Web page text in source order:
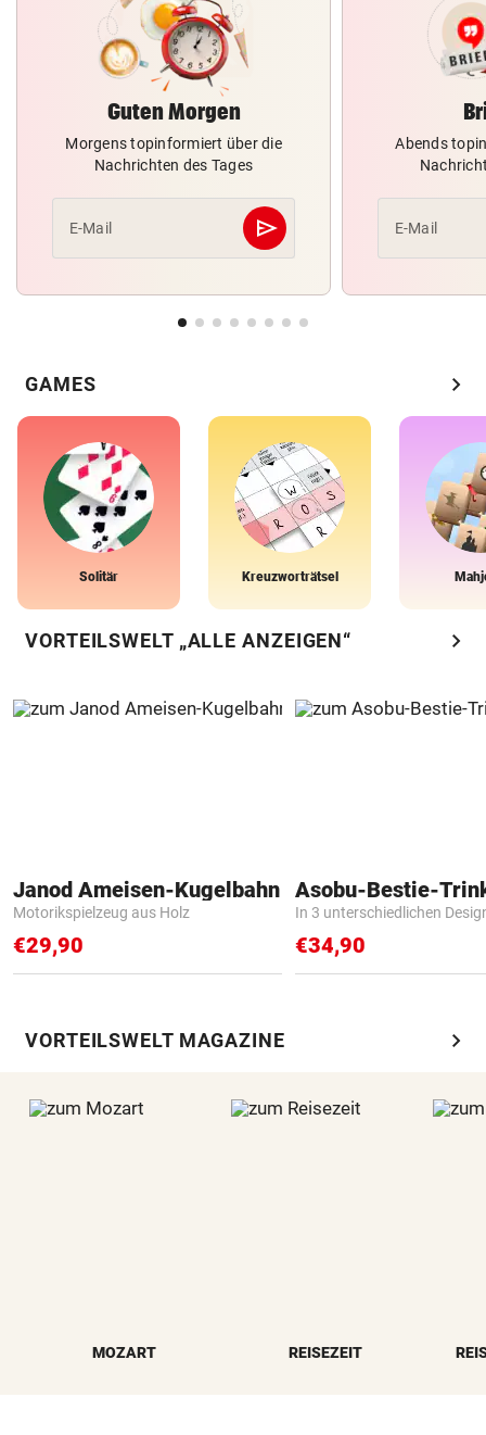
Guten Morgen
Morgens topinformiert über die
Nachrichten des Tages
E-Mail send
Abschicken
Abends
E-Mail
GAMES chevron_right
Solitär Kreuzworträtsel
VORTEILSWELT „ALLE ANZEIGEN“ chevron_right
Janod Ameisen-Kugelbahn
Motorikspielzeug aus Holz
€29,90
Asobu-Bestie-
In 3 unterschiedlichen
€34,90
VORTEILSWELT MAGAZINE chevron_right
MOZART REISEZEIT